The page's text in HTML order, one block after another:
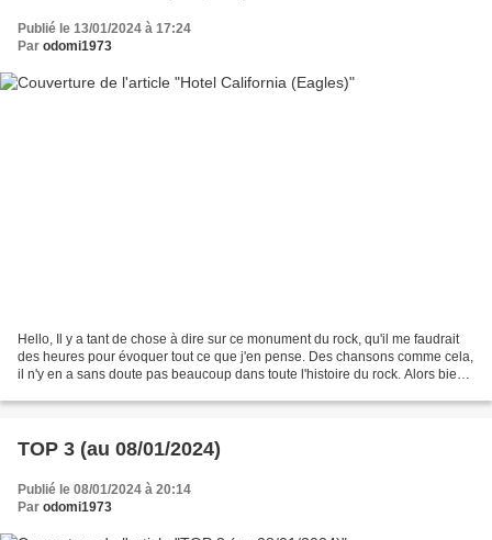
Publié le 13/01/2024 à 17:24
Par odomi1973
Hello, Il y a tant de chose à dire sur ce monument du rock, qu'il me faudrait
des heures pour évoquer tout ce que j'en pense. Des chansons comme cela,
il n'y en a sans doute pas beaucoup dans toute l'histoire du rock. Alors bien
TOP 3 (au 08/01/2024)
Publié le 08/01/2024 à 20:14
Par odomi1973